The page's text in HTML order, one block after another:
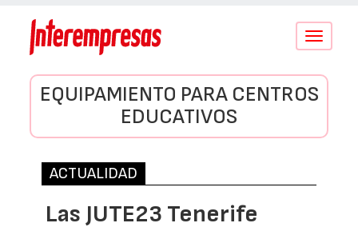
Conmutar
EQUIPAMIENTO PARA CENTROS
EDUCATIVOS
ACTUALIDAD
Las JUTE23 Tenerife